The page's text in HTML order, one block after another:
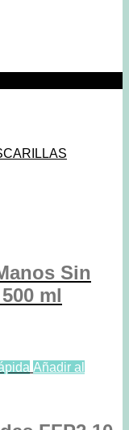
Sin
ml
Añadir al